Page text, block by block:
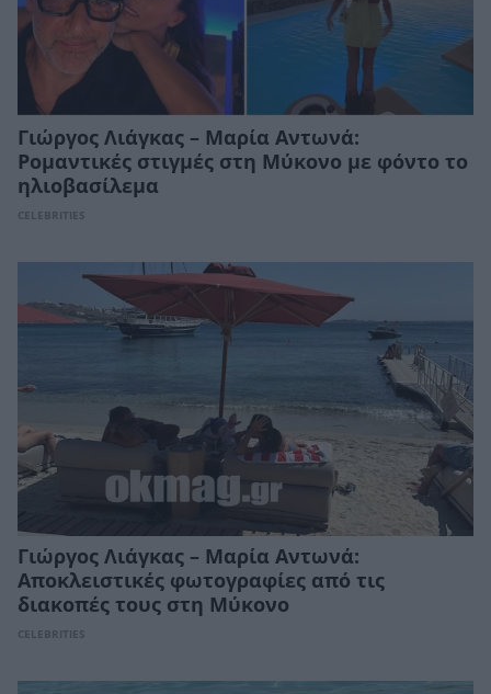
Γιώργος Λιάγκας – Μαρία Αντωνά:
Ρομαντικές στιγμές στη Μύκονο με φόντο το
ηλιοβασίλεμα
CELEBRITIES
Γιώργος Λιάγκας – Μαρία Αντωνά:
Αποκλειστικές φωτογραφίες από τις
διακοπές τους στη Μύκονο
CELEBRITIES